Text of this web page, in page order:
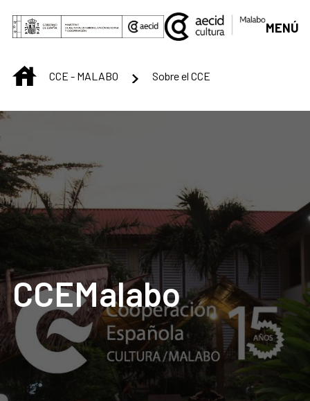
Skip to Main Content
MENÚ
INICIOCCE - MALABO Sobre el CCE
CCEMalabo